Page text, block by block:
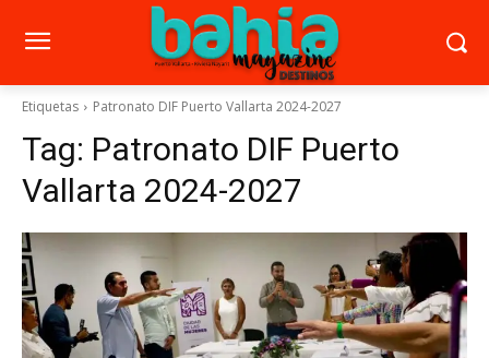
Etiquetas Patronato DIF Puerto Vallarta 2024-2027
Tag: Patronato DIF Puerto
Vallarta 2024-2027